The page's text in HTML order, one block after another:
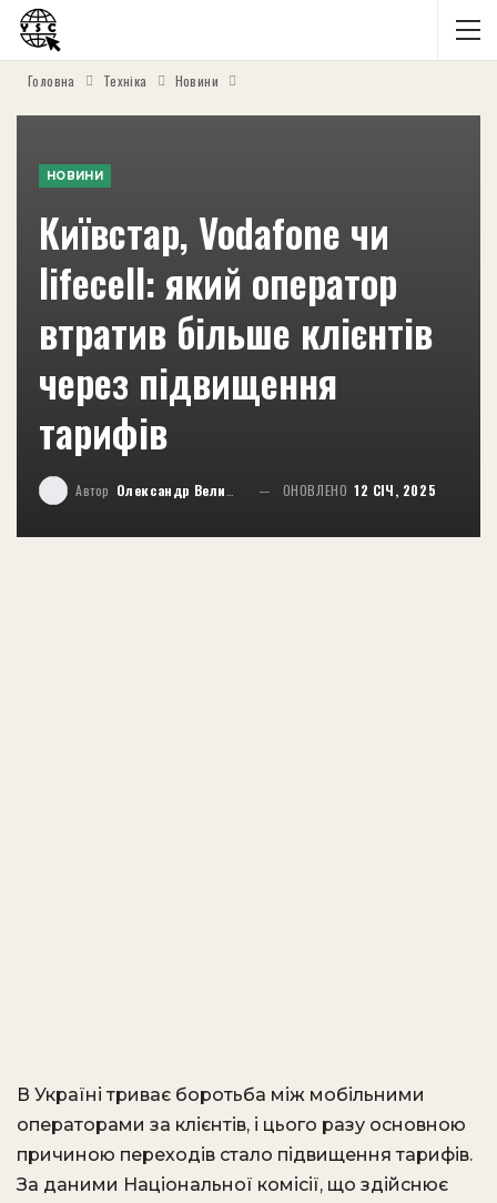
Головна Техніка Новини
НОВИНИ
Київстар, Vodafone чи
lifecell: який оператор
втратив більше клієнтів
через підвищення
тарифів
Автор Олександр Великий ОНОВЛЕНО 12 СІЧ, 2025
В Україні триває боротьба між мобільними
операторами за клієнтів, і цього разу основною
причиною переходів стало підвищення тарифів.
За даними Національної комісії, що здійснює